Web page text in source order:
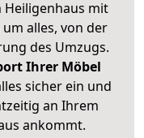
mit
alles, von der
des Umzugs.
Ihrer Möbel
sicher ein und
an Ihrem
ankommt.